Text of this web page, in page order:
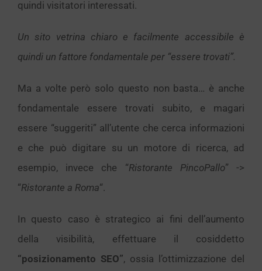
quindi visitatori interessati.
Un sito vetrina chiaro e facilmente accessibile è
quindi un fattore fondamentale per “essere trovati”.
Ma a volte però solo questo non basta… è anche
fondamentale essere trovati subito, e magari
essere “suggeriti” all’utente che cerca informazioni
e che può digitare su un motore di ricerca, ad
esempio, invece che “Ristorante PincoPallo” ->
“Ristorante a Roma“.
In questo caso è strategico ai fini dell’aumento
della visibilità, effettuare il cosiddetto
“posizionamento SEO”, ossia l’ottimizzazione del